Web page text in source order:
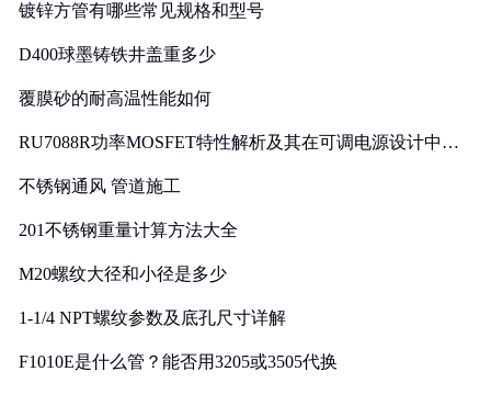
镀锌方管有哪些常见规格和型号
D400球墨铸铁井盖重多少
覆膜砂的耐高温性能如何
RU7088R功率MOSFET特性解析及其在可调电源设计中的
不锈钢通风 管道施工
201不锈钢重量计算方法大全
M20螺纹大径和小径是多少
1-1/4 NPT螺纹参数及底孔尺寸详解
F1010E是什么管？能否用3205或3505代换